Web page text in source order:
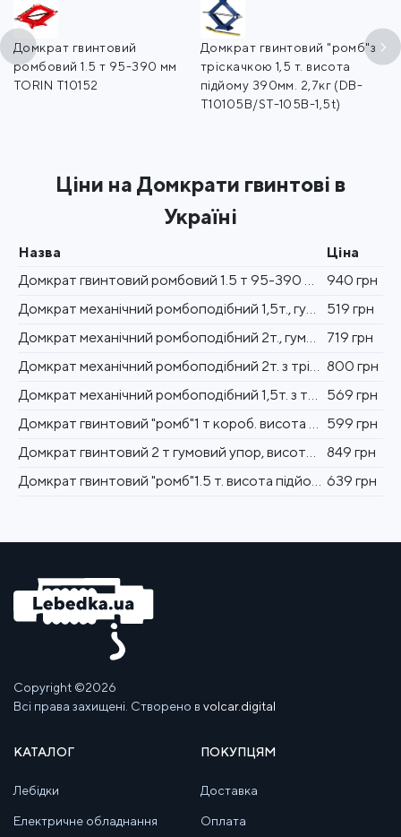
Домкрат гвинтовий
ромбовий 1.5 т 95-390 мм
TORIN T10152
Домкрат гвинтовий "ромб"з
тріскачкою 1,5 т. висота
підйому 390мм. 2,7кг (DB-
T10105B/ST-105B-1,5t)
Ціни на Домкрати гвинтові в
Україні
Назва
Ціна
Домкрат гвинтовий ромбовий 1.5 т 95-390 мм TORIN T10152
940 грн
Домкрат механічний ромбоподібний 1,5т., гумовий упор., 90-370 мм
519 грн
Домкрат механічний ромбоподібний 2т., гумовий упор., 110-400 мм
719 грн
Домкрат механічний ромбоподібний 2т. з тріскачкою, гумовий упор., 110-400 мм 800 грн
Домкрат механічний ромбоподібний 1,5т. з тріскачкою, гумовий упор., 90-370 мм
569 грн
Домкрат гвинтовий "ромб"1 т короб. висота підйому 350мм. (DB-10103A/ST-103A) 2,2кг 599 грн
Домкрат гвинтовий 2 т гумовий упор, висота підйому 390мм. 3,2кг (ДВ-1132ТН/ST-113N)
849 грн
Домкрат гвинтовий "ромб"1.5 т. висота підйому 390мм. 2,7кг (DB-10105B/ST-105B) 639 грн
Copyright ©2026
Всі права захищені. Створено в volcar.digital
КАТАЛОГ
Лебідки
Електричне обладнання
ПОКУПЦЯМ
Доставка
Оплата